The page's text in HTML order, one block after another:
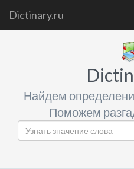
Dictinary.ru
Найдем
Поможем